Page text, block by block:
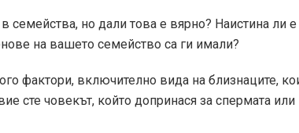
семейства, но дали това е вярно? Наистина ли
на вашето семейство са ги имали?
фактори, включително вида на близнаците,
сте човекът, който допринася за спермата или